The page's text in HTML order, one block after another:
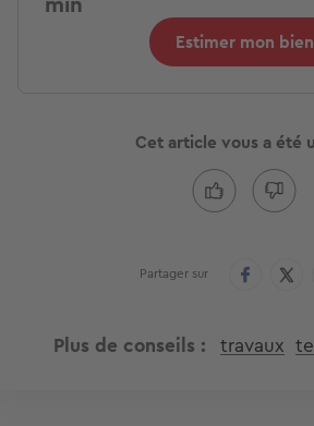
Estimer mon bien
Cet article vous a été
Partager sur
Plus de conseils travaux